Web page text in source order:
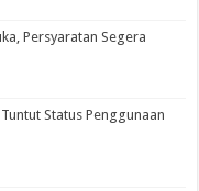
Persyaratan Segera
Status Penggunaan